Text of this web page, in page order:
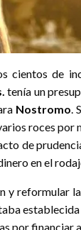
de
tenía un
Nostromo.
roces
de
en el
reformular
por financiar